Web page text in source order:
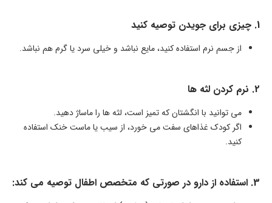
1. چیزی برای جویدن توصیه کنید
از جسم نرم استفاده کنید، مایع نباشد و خیلی سرد یا گرم هم نباشد.
2. نرم کردن لثه ها
می توانید با انگشتان که تمیز است، لثه ها را ماساژ دهید.
اگر کودک غذاهای سفت می خورد، از سیب یا ماست خنک استفاده
کنید.
3. استفاده از دارو در صورتی که متخصص اطفال توصیه می کند: